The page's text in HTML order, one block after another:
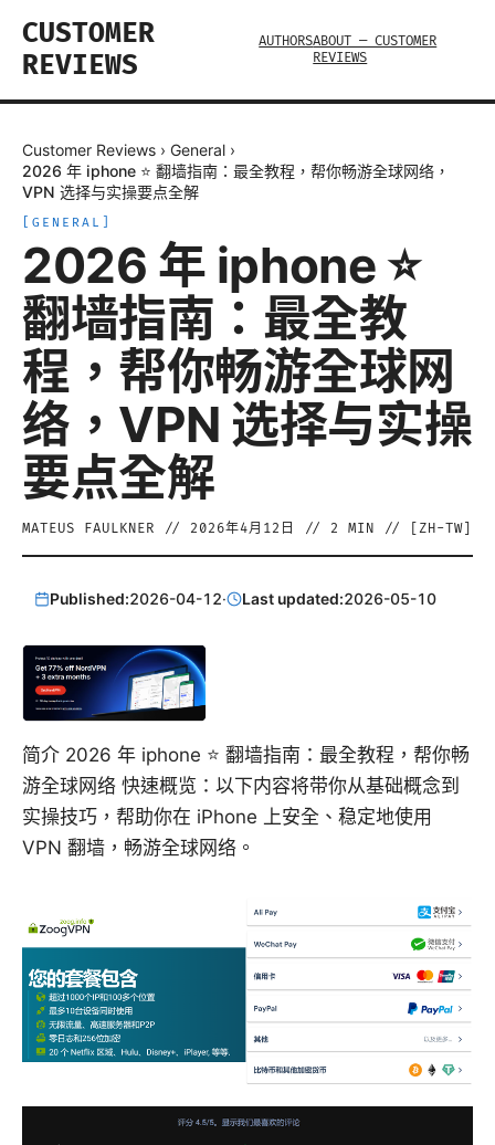
CUSTOMER
REVIEWS
AUTHORSABOUT — CUSTOMER
REVIEWS
Customer Reviews › General ›
2026 年 iphone ⭐ 翻墙指南：最全教程，帮你畅游全球网络，
VPN 选择与实操要点全解
GENERAL
2026 年 iphone ⭐
翻墙指南：最全教
程，帮你畅游全球网
络，VPN 选择与实操
要点全解
MATEUS FAULKNER // 2026年4月12日 // 2 MIN // [ ZH-TW
Published:2026-04-12· Last updated:2026-05-10
简介 2026 年 iphone ⭐ 翻墙指南：最全教程，帮你畅
游全球网络 快速概览：以下内容将带你从基础概念到
实操技巧，帮助你在 iPhone 上安全、稳定地使用
VPN 翻墙，畅游全球网络。